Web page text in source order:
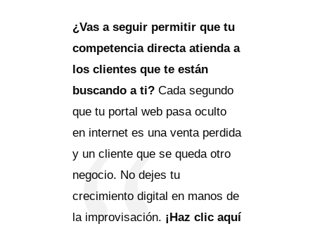
¿Vas a seguir permitir que tu
competencia directa atienda a
los clientes que te están
buscando a ti? Cada segundo
que tu portal web pasa oculto
en internet es una venta perdida
y un cliente que se queda otro
negocio. No dejes tu
crecimiento digital en manos de
la improvisación. ¡Haz clic aquí